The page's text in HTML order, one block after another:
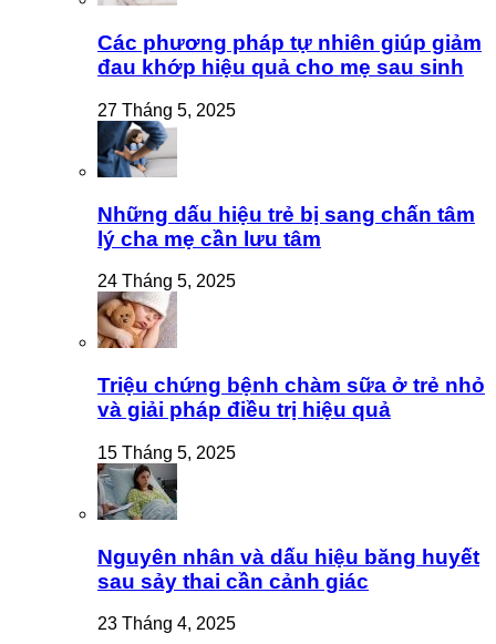
Các phương pháp tự nhiên giúp giảm
đau khớp hiệu quả cho mẹ sau sinh
27 Tháng 5, 2025
Những dấu hiệu trẻ bị sang chấn tâm
lý cha mẹ cần lưu tâm
24 Tháng 5, 2025
Triệu chứng bệnh chàm sữa ở trẻ nhỏ
và giải pháp điều trị hiệu quả
15 Tháng 5, 2025
Nguyên nhân và dấu hiệu băng huyết
sau sảy thai cần cảnh giác
23 Tháng 4, 2025